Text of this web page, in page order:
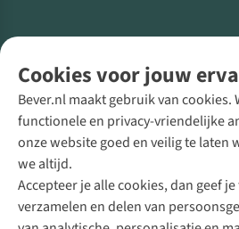
Cookies voor jouw
Bever.nl maakt gebruik van cookies.
functionele en privacy-vriendelijke
onze website goed en veilig te laten
we altijd.
Accepteer je alle cookies, dan geef
verzamelen en delen van
Direct advies van een
+31 (0)85 888 50 88
+31 6 12 28 49 80